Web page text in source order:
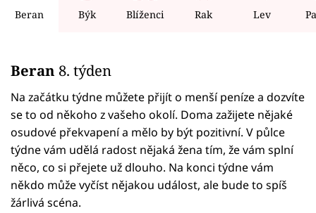
Celebrity
Seriály
Horoskopy
Sledujte prima+
Filmový festival Karlovy Vary
Beran Býk Blíženci Rak Lev
Beran 8. týden
Na začátku týdne můžete přijít o menší peníze a dozvíte
se to od někoho z vašeho okolí. Doma zažijete nějaké
osudové překvapení a mělo by být pozitivní. V půlce
týdne vám udělá radost nějaká žena tím, že vám splní
něco, co si přejete už dlouho. Na konci týdne vám
někdo může vyčíst nějakou událost, ale bude to spíš
žárlivá scéna.